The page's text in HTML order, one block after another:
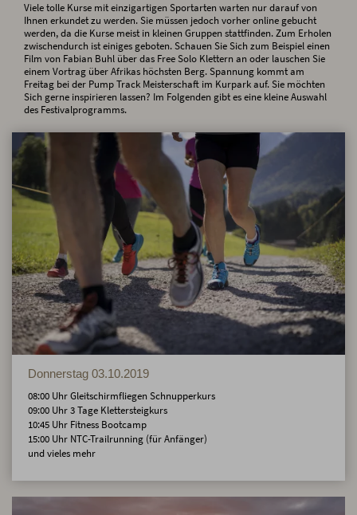
Viele tolle Kurse mit einzigartigen Sportarten warten nur darauf von
Ihnen erkundet zu werden. Sie müssen jedoch vorher online gebucht
werden, da die Kurse meist in kleinen Gruppen stattfinden. Zum Erholen
zwischendurch ist einiges geboten. Schauen Sie Sich zum Beispiel einen
Film von Fabian Buhl über das Free Solo Klettern an oder lauschen Sie
einem Vortrag über Afrikas höchsten Berg. Spannung kommt am
Freitag bei der Pump Track Meisterschaft im Kurpark auf. Sie möchten
Sich gerne inspirieren lassen? Im Folgenden gibt es eine kleine Auswahl
des Festivalprogramms.
Donnerstag 03.10.2019
08:00 Uhr Gleitschirmfliegen Schnupperkurs
09:00 Uhr 3 Tage Klettersteigkurs
10:45 Uhr Fitness Bootcamp
15:00 Uhr NTC-Trailrunning (für Anfänger)
und vieles mehr